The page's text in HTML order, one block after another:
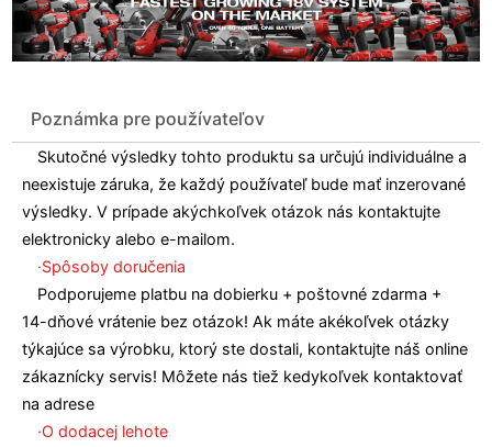
Poznámka pre používateľov
Skutočné výsledky tohto produktu sa určujú individuálne a
neexistuje záruka, že každý používateľ bude mať inzerované
výsledky. V prípade akýchkoľvek otázok nás kontaktujte
elektronicky alebo e-mailom.
·Spôsoby doručenia
Podporujeme platbu na dobierku + poštovné zdarma +
14-dňové vrátenie bez otázok! Ak máte akékoľvek otázky
týkajúce sa výrobku, ktorý ste dostali, kontaktujte náš online
zákaznícky servis! Môžete nás tiež kedykoľvek kontaktovať
na adrese
·O dodacej lehote